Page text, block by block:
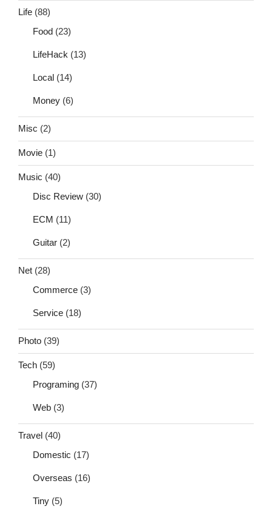
Life (88)
Food (23)
LifeHack (13)
Local (14)
Money (6)
Misc (2)
Movie (1)
Music (40)
Disc Review (30)
ECM (11)
Guitar (2)
Net (28)
Commerce (3)
Service (18)
Photo (39)
Tech (59)
Programing (37)
Web (3)
Travel (40)
Domestic (17)
Overseas (16)
Tiny (5)